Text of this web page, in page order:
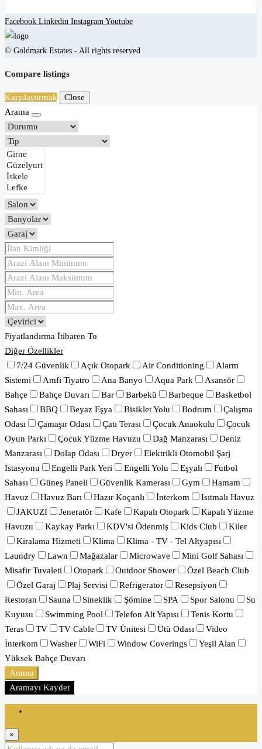
Facebook Linkedin Instagram Youtube
© Goldmark Estates - All rights reserved
Compare listings
Karşılaştırmak
Close
Arama
Fiyatlandırma İtibaren To
Diğer Özellikler
7/24 Güvenlik
Açık Otopark Air Conditioning
Alarm
Sistemi
Amfi Tiyatro Ana Banyo Aqua Park
Asansör
Bahçe
Bahçe Duvarı Bar Barbekü Barbeque
Basketbol
Sahası
BBQ Beyaz Eşya Bisiklet Yolu Bodrum
Çalışma
Odası
Çamaşır Odası Çatı Terası Çocuk Anaokulu
Çocuk
Oyun Parkı
Çocuk Yüzme Havuzu Dağ Manzarası
Deniz
Manzarası
Dolap Odası Dryer
Elektrikli Otomobil Şarj
İstasyonu
Engelli Park Yeri Engelli Yolu Eşyalı
Futbol
Sahası
Güneş Paneli Güvenlik Kamerası Gym
Hamam
Havuz
Havuz Barı Hazır Koçanlı İnterkom
Isıtmalı Havuz
JAKUZİ
Jeneratör Kafe Kapalı Otopark
Kapalı Yüzme
Havuzu
Kaykay Parkı KDV'si Ödenmiş Kids Club
Kiler
Kiralama Hizmeti
Klima
Klima - TV - Tel Altyapısı
Laundry
Lawn Mağazalar Microwave
Mini Golf Sahası
Misafir Tuvaleti
Otopark Outdoor Shower
Özel Beach Club
Özel Garaj
Plaj Servisi Refrigerator
Resepsiyon
Restoran
Sauna Sineklik Şömine SPA Spor Salonu
Su
Kuyusu
Swimming Pool Telefon Alt Yapısı
Tenis Kortu
Teras
TV TV Cable TV Ünitesi Ütü Odası
Video
İnterkom
Washer WiFi Window Coverings
Yeşil Alan
Yüksek Bahçe Duvarı
Arama
Aramayı Kaydet
×